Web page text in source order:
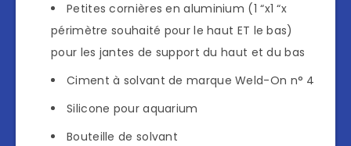
Petites cornières en aluminium (1 “x1 “x
périmètre souhaité pour le haut ET le bas)
pour les jantes de support du haut et du bas
Ciment à solvant de marque Weld-On n° 4
Silicone pour aquarium
Bouteille de solvant